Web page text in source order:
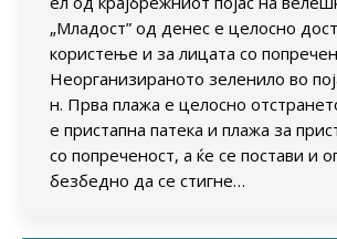
„Младост” од денес е целосно
користење и за лицата со
Неорганизираното зеленило во
н. Прва плажа е целосно
е пристапна патека и плажа за
со попреченост, а ќе се постави и
безбедно да се стигне…